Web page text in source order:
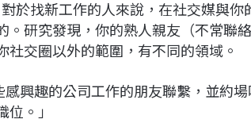
於找新工作的人來說，在社交媒與你
。研究發現，你的熟人親友（不常聯
交圈以外的範圍，有不同的領域。
興趣的公司工作的朋友聯繫，並約
。」